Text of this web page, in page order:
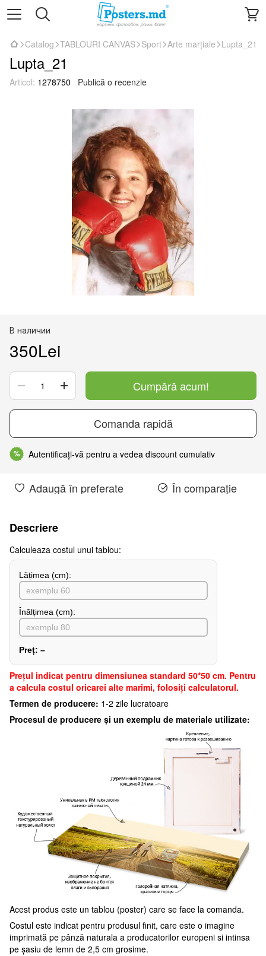
Catalog TABLOURI CANVAS Sport Arte marțiale Lupta_21
Lupta_21
Articol: 1278750 Publică o recenzie
В наличии
350Lei
Cumpără acum!
Comanda rapidă
% Autentificați-vă pentru a vedea discount cumulativ
Adaugă în preferate În comparație
Descriere
Сalculeaza costul unui tablou:
Lățimea (сm):
Înălțimea (cm):
Preț: –
Preţul indicat pentru dimensiunea standard 50*50 cm. Pentru
a calcula costul oricarei alte marimi, folosiți calculatorul.
Termen de producere: 1-2 zile lucratoare
Procesul de producere și un exemplu de materiale utilizate:
Acest produs este un tablou (poster) care se face la comanda.
Costul este indicat pentru produsul finit, care este o imagine
imprimată pe pânză naturala a producatorilor europeni si intinsa
pe șasiu de lemn de 2,5 cm grosime.